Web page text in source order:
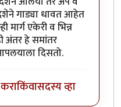
गाड्या धावत आहेत
मार्ग एकेरी व भिन्न
अंतर हे समांतर
दिसतो.
किंवासदस्य व्हा